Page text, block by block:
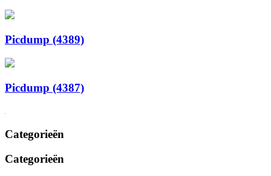
Picdump (4389)
Picdump (4387)
Categorieën
Categorieën